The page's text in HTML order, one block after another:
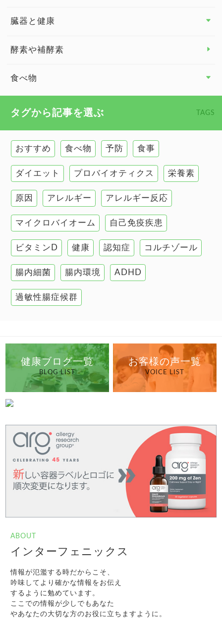
臓器と健康
臓器と健康 トップ
慢性疲労
甲状腺
肌
肝臓の健康
腸の健康
自己免疫疾患
高血圧
酵素や補酵素
食べ物
タグから記事を選ぶ TAGS
おすすめ 食べ物 予防 食事
ダイエット プロバイオティクス 栄養素
原因 アレルギー アレルギー反応
マイクロバイオーム 自己免疫疾患
ビタミンD 健康 認知症 コルチゾール
腸内細菌 腸内環境 ADHD
過敏性腸症候群
健康ブログ一覧
BLOG LIST
お客様の声一覧
VOICE LIST
ABOUT
インターフェニックス
情報が氾濫する時だからこそ、
吟味してより確かな情報をお伝え
するように勉めています。
ここでの情報が少しでもあなた
やあなたの大切な方のお役に立ちますように。